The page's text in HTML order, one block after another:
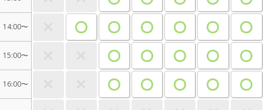
14:00〜
15:00〜
16:00〜